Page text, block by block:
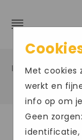
Home / Grote
Met cookies
werkt en
info op om
Geen
identificatie,